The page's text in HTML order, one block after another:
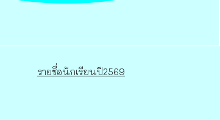
รายชื่อนักเรียนปี2569